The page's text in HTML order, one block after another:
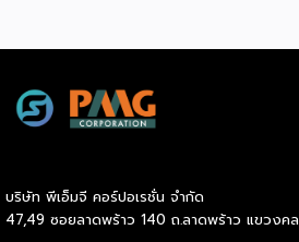
กรมพัฒนาธุรกิจการค้า กระทรวงพาณิชย์
ประธานมอบประกาศนียบัตรแก่ผู้ประกอบ
กิจกรรมแรกเป็นการอบรมหลักสูตรการบ
ไชส์ (DBD Franchise Program:
บริษัท พีเอ็มจี คอร์ปอเรชั่น จำกัด
47,49 ซอยลาดพร้าว 140 ถ.ลาดพร้าว แขวงค